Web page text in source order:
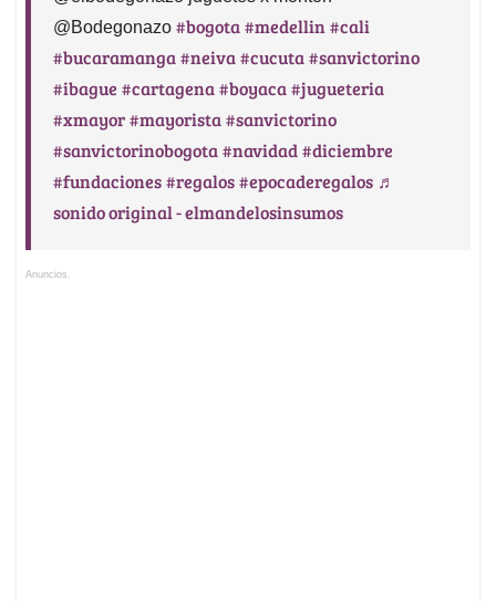
@Bodegonazo #bogota#medellin#cali
#bucaramanga#neiva#cucuta#sanvictorino
#ibague #cartagena#boyaca#jugueteria
#xmayor#mayorista#sanvictorino
#sanvictorinobogota#navidad#diciembre
#fundaciones#regalos#epocaderegalos ♬
sonido original - elmandelosinsumos
Anuncios.